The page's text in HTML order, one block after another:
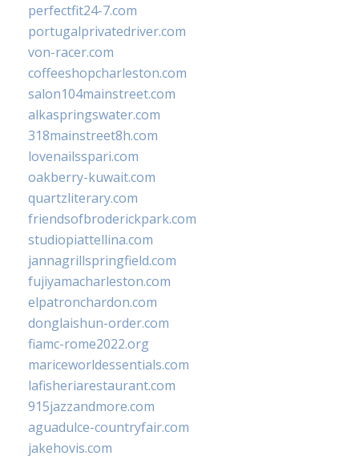
perfectfit24-7.com
portugalprivatedriver.com
von-racer.com
coffeeshopcharleston.com
salon104mainstreet.com
alkaspringswater.com
318mainstreet8h.com
lovenailsspari.com
oakberry-kuwait.com
quartzliterary.com
friendsofbroderickpark.com
studiopiattellina.com
jannagrillspringfield.com
fujiyamacharleston.com
elpatronchardon.com
donglaishun-order.com
fiamc-rome2022.org
mariceworldessentials.com
lafisheriarestaurant.com
915jazzandmore.com
aguadulce-countryfair.com
jakehovis.com